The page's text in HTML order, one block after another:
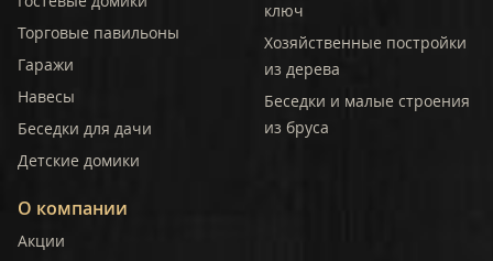
Торговые павильоны
Гаражи
Навесы
Беседки для дачи
Детские домики
ключ
Хозяйственные постройки
из дерева
Беседки и малые строения
из бруса
О компании
Акции